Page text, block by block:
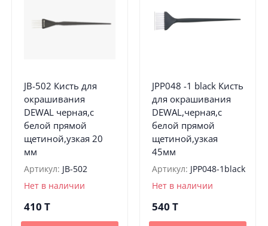
JB-502 Кисть для
окрашивания
DEWAL черная,с
белой прямой
щетиной,узкая 20
мм
Артикул: JB-502
Нет в наличии
410 T
JPP048 -1 black Кисть
для окрашивания
DEWAL,черная,с
белой прямой
щетиной,узкая
45мм
Артикул: JPP048-1black
Нет в наличии
540 T